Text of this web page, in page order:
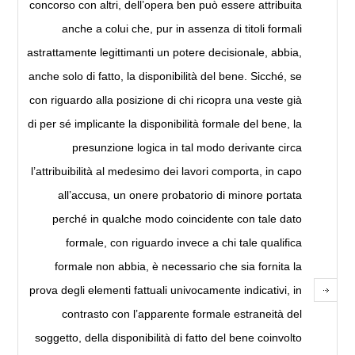
concorso con altri, dell’opera ben può essere attribuita
anche a colui che, pur in assenza di titoli formali
astrattamente legittimanti un potere decisionale, abbia,
anche solo di fatto, la disponibilità del bene. Sicché, se
con riguardo alla posizione di chi ricopra una veste già
di per sé implicante la disponibilità formale del bene, la
presunzione logica in tal modo derivante circa
l’attribuibilità al medesimo dei lavori comporta, in capo
all’accusa, un onere probatorio di minore portata
perché in qualche modo coincidente con tale dato
formale, con riguardo invece a chi tale qualifica
formale non abbia, è necessario che sia fornita la
prova degli elementi fattuali univocamente indicativi, in
contrasto con l’apparente formale estraneità del
soggetto, della disponibilità di fatto del bene coinvolto